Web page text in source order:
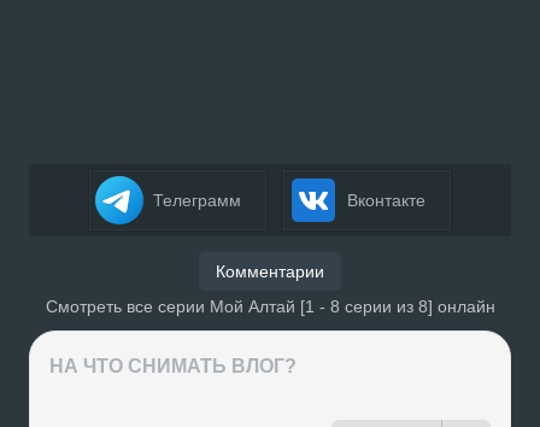
Телеграмм Вконтакте
Комментарии
Смотреть все серии Мой Алтай [1 - 8 серии из 8] онлайн
НА ЧТО СНИМАТЬ ВЛОГ?